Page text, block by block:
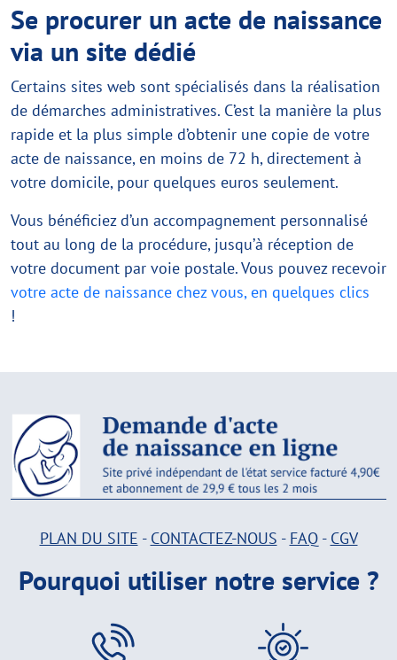
Se procurer un acte de naissance
via un site dédié
Certains sites web sont spécialisés dans la réalisation
de démarches administratives. C’est la manière la plus
rapide et la plus simple d’obtenir une copie de votre
acte de naissance, en moins de 72 h, directement à
votre domicile, pour quelques euros seulement.
Vous bénéficiez d’un accompagnement personnalisé
tout au long de la procédure, jusqu’à réception de
votre document par voie postale. Vous pouvez recevoir
votre acte de naissance chez vous, en quelques clics
!
PLAN DU SITE - CONTACTEZ-NOUS - FAQ- CGV
Pourquoi utiliser notre service ?